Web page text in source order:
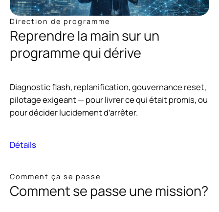
Direction de programme
Reprendre la main sur un
programme qui dérive
Diagnostic flash, replanification, gouvernance reset,
pilotage exigeant — pour livrer ce qui était promis, ou
pour décider lucidement d’arrêter.
Détails
Comment ça se passe
Comment se passe une mission?